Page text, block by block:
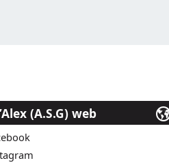
numériques ou pour podcasts en
(A.S.G) web